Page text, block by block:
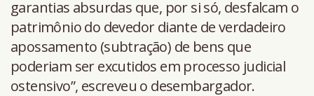
garantias absurdas que, por si só, desfalcam o
patrimônio do devedor diante de verdadeiro
apossamento (subtração) de bens que
poderiam ser excutidos em processo judicial
ostensivo”, escreveu o desembargador.